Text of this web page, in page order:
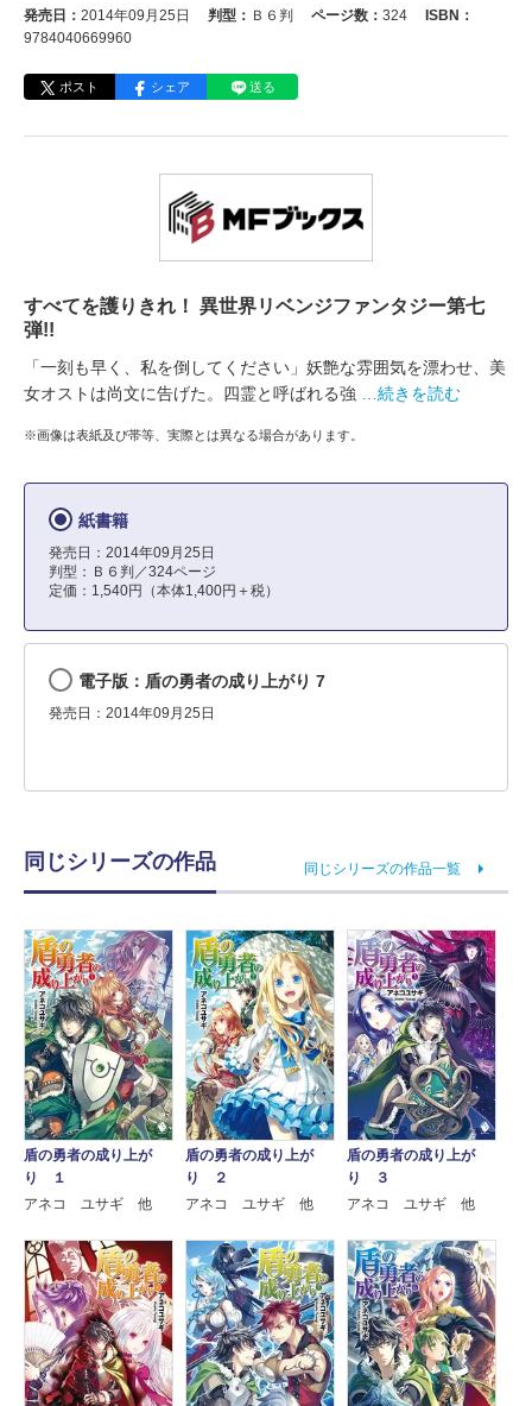
発売日： 2014年09月25日 判型： Ｂ６判 ページ数： 324
ISBN：
9784040669960
ポスト シェア 送る
すべてを護りきれ！ 異世界リベンジファンタジー第七
弾!!
「一刻も早く、私を倒してください」妖艶な雰囲気を漂わせ、美
女オストは尚文に告げた。四霊と呼ばれる強
…続きを読む
※画像は表紙及び帯等、実際とは異なる場合があります。
紙書籍
発売日：2014年09月25日
判型：Ｂ６判／324ページ
定価：1,540円（本体1,400円＋税）
電子版：盾の勇者の成り上がり 7
発売日：2014年09月25日
同じシリーズの作品 同じシリーズの作品一覧
盾の勇者の成り上が
り １
アネコ ユサギ 他
盾の勇者の成り上が
り ２
アネコ ユサギ 他
盾の勇者の成り上が
り ３
アネコ ユサギ 他